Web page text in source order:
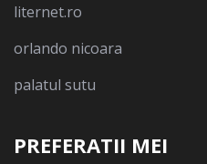
liternet.ro
orlando nicoara
palatul sutu
PREFERATII MEI